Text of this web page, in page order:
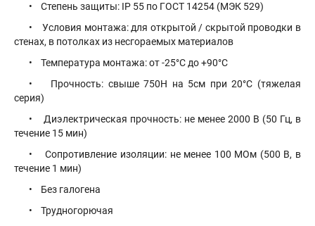
• Степень защиты: IP 55 по ГОСТ 14254 (МЭК 529)
• Условия монтажа: для открытой / скрытой проводки в
стенах, в потолках из несгораемых материалов
• Температура монтажа: от -25°С до +90°С
• Прочность: свыше 750Н на 5см при 20°С (тяжелая
серия)
• Диэлектрическая прочность: не менее 2000 В (50 Гц, в
течение 15 мин)
• Сопротивление изоляции: не менее 100 МОм (500 В, в
течение 1 мин)
• Без галогена
• Трудногорючая